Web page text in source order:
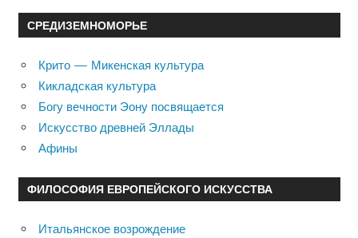
СРЕДИЗЕМНОМОРЬЕ
Крито — Микенская культура
Кикладская культура
Богу вечности Эону посвящается
Искусство древней Эллады
Афины
ФИЛОСОФИЯ ЕВРОПЕЙСКОГО ИСКУССТВА
Итальянское возрождение